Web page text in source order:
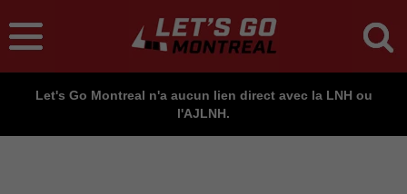
Let's Go Montreal n'a aucun lien direct avec la LNH ou
l'AJLNH.